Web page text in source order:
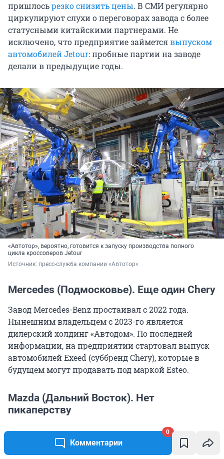
Комментарии
0
пришлосьрезко снизить цены. В СМИ регулярно
циркулируют слухи о переговорах завода с более
статусными китайскими партнерами. Не
исключено, что предприятие займетсявыпуском
автомобилей Jetour: пробные партии на заводе
делали в предыдущие годы.
«Автотор», вероятно, готовится к запуску производства полного
цикла кроссоверов Jetour
Источник: пресс-служба компании «Автотор»
Mercedes (Подмосковье). Еще один Chery
Завод Mercedes-Benz простаивал с 2022 года.
Нынешним владельцем с 2023-го является
дилерский холдинг «Автодом». По последней
информации, на предприятии стартовал выпуск
автомобилей Exeed (суббренд Chery), которые в
будущем могут продавать под маркой Esteo.
Mazda (Дальний Восток). Нет
пикаперству
Завод перешел в собственность российской
компании Sollers, которая вместо прежних Mazda
выпускала здесь пикапы JAC T6 под собственным